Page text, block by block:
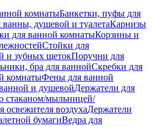
комнатыБанкетки, пуфы для
душевой и туалетаКарнизы
для ванной комнатыКорзины и
Стойки для
и зубных щетокПоручни для
бра для ваннойСкребки для
комнатыФены для ванной
и душевойДержатели для
стаканом/мыльницей/
освежителя воздухаДержатели
бумагиВедра для